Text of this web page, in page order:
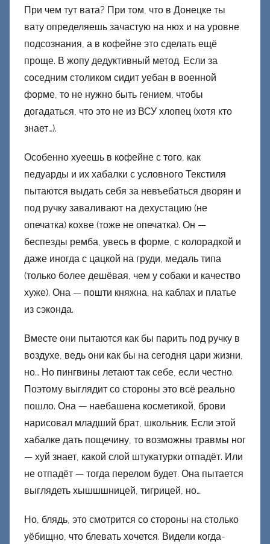
При чем тут вата? При том, что в Донецке ты
вату определяешь зачастую на нюх и на уровне
подсознания, а в кофейне это сделать ещё
проще. В жопу дедуктивный метод. Если за
соседним столиком сидит уебан в военной
форме, то не нужно быть гением, чтобы
догадаться, что это не из ВСУ хлопец (хотя кто
знает…).
Особенно хуеешь в кофейне с того, как
педуарды и их хабалки с условного Текстиля
пытаются выдать себя за невъебаться дворян и
под ручку заваливают на дехустацию (не
опечатка) кохве (тоже не опечатка). Он —
беспезды ремба, увесь в форме, с колорадкой и
даже иногда с цацкой на груди, медаль типа
(только более дешёвая, чем у собаки и качество
хуже). Она — пошти княжна, на каблах и платье
из сэконда.
Вместе они пытаются как бы парить под ручку в
воздухе, ведь они как бы на сегодня цари жизни,
но… Но пингвины летают так себе, если честно.
Поэтому выглядит со стороны это всё реально
пошло. Она — наебашена косметикой, брови
нарисовал младший брат, школьник. Если этой
хабалке дать пощечину, то возможны травмы ног
— хуй знает, какой слой штукатурки отпадёт. Или
не отпадёт — тогда перелом будет. Она пытается
выглядеть хышшшницей, тигрицей, но…
Но, блядь, это смотрится со стороны на столько
уёбищно, что блевать хочется. Видели когда-